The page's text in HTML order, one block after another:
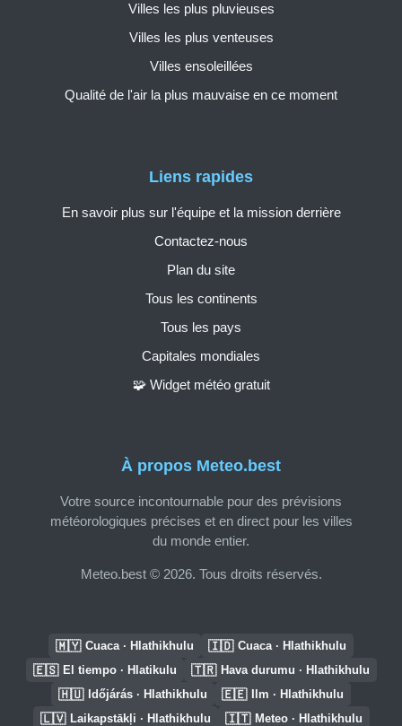
À propos Meteo.best
Votre source incontournable pour des prévisions
météorologiques précises et en direct pour les villes
du monde entier.
Meteo.best © 2026. Tous droits réservés.
Liens rapides
En savoir plus sur l'équipe et la mission derrière
Contactez-nous
Plan du site
Tous les continents
Tous les pays
Capitales mondiales
🧩 Widget météo gratuit
Villes les plus pluvieuses
Villes les plus venteuses
Villes ensoleillées
Qualité de l'air la plus mauvaise en ce moment
🇲🇾 Cuaca · Hlathikhulu 🇮🇩 Cuaca · Hlathikhulu
🇪🇸 El tiempo · Hlatikulu 🇹🇷 Hava durumu · Hlathikhulu
🇭🇺 Időjárás · Hlathikhulu 🇪🇪 Ilm · Hlathikhulu
🇱🇻 Laikapstākļi · Hlathikhulu 🇮🇹 Meteo · Hlathikhulu